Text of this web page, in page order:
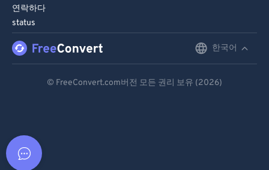
연락하다
status
한국어
© FreeConvert.com버전 모든 권리 보유 (2026)